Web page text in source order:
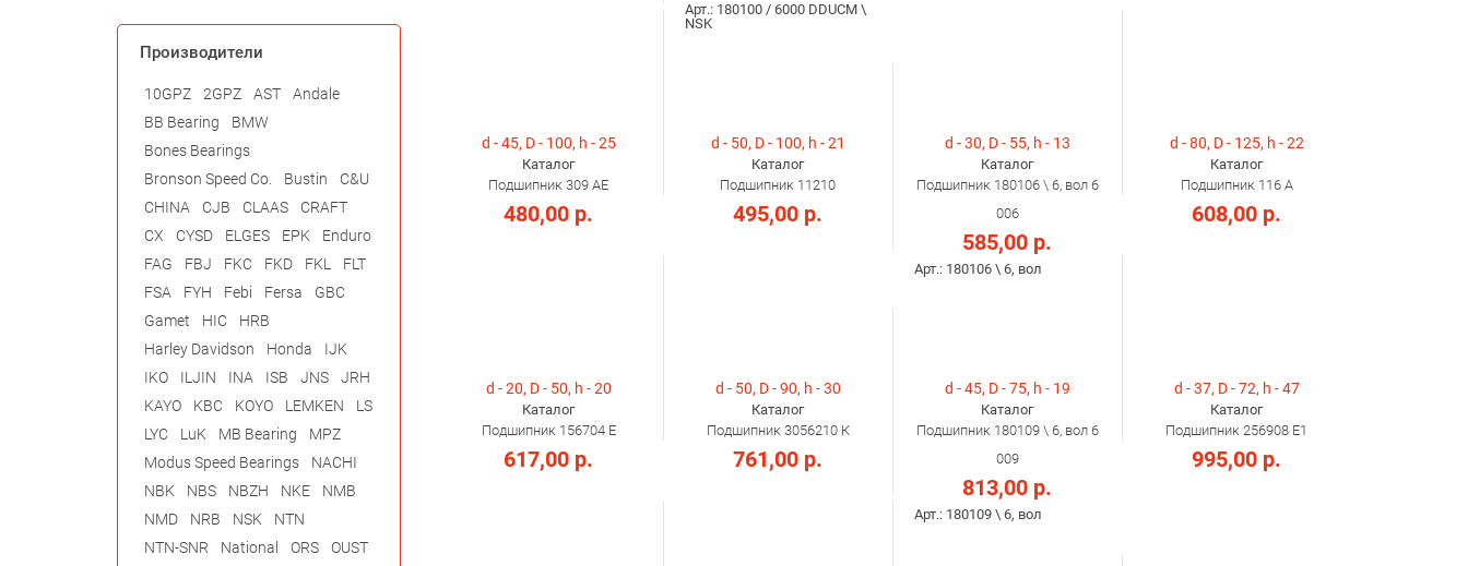
Арт.: 180100 / 6000 DDUCM \
NSK
d - 45, D - 100, h - 25
Каталог
Подшипник 309 АЕ
480,00 р.
d - 50, D - 100, h - 21
Каталог
Подшипник 11210
495,00 р.
d - 30, D - 55, h - 13
Каталог
Подшипник 180106 \ 6, вол 6
006
585,00 р.
Арт.: 180106 \ 6, вол
d - 80, D - 125, h - 22
Каталог
Подшипник 116 А
608,00 р.
d - 20, D - 50, h - 20
Каталог
Подшипник 156704 Е
617,00 р.
d - 50, D - 90, h - 30
Каталог
Подшипник 3056210 К
761,00 р.
d - 45, D - 75, h - 19
Каталог
Подшипник 180109 \ 6, вол 6
009
813,00 р.
Арт.: 180109 \ 6, вол
d - 37, D - 72, h - 47
Каталог
Подшипник 256908 Е1
995,00 р.
Производители
10GPZ 2GPZ AST
Andale
BB Bearing
BMW
Bones Bearings
Bronson Speed Co.
Bustin
C&U
CHINA
CJB CLAAS
CRAFT
CX
CYSD ELGES EPK
Enduro
FAG
FBJ FKC FKD FKL
FLT
FSA
FYH Febi Fersa
GBC
Gamet
HIC
HRB
Harley Davidson
Honda
IJK
IKO
ILJIN INA ISB JNS
JRH
KAYO
KBC KOYO LEMKEN
LS
LYC
LuK MB Bearing
MPZ
Modus Speed Bearings
NACHI
NBK
NBS NBZH NKE
NMB
NMD
NRB NSK
NTN
NTN-SNR
National ORS
OUST